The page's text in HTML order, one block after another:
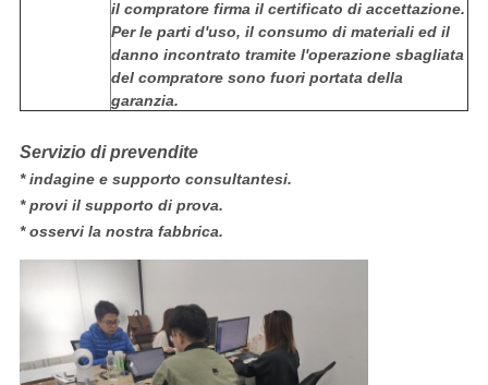
il compratore firma il certificato di accettazione.
Per le parti d'uso, il consumo di materiali ed il
danno incontrato tramite l'operazione sbagliata
del compratore sono fuori portata della
garanzia.
Servizio di prevendite
* indagine e supporto consultantesi.
* provi il supporto di prova.
* osservi la nostra fabbrica.